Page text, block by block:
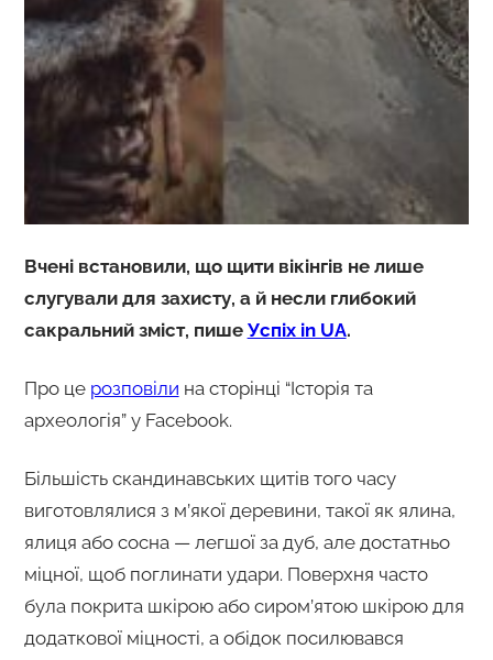
Вчені встановили, що щити вікінгів не лише
слугували для захисту, а й несли глибокий
сакральний зміст, пише Успіх in UA.
Про це розповіли на сторінці “Історія та
археологія” у Facebook.
Більшість скандинавських щитів того часу
виготовлялися з м’якої деревини, такої як ялина,
ялиця або сосна — легшої за дуб, але достатньо
міцної, щоб поглинати удари. Поверхня часто
була покрита шкірою або сиром’ятою шкірою для
додаткової міцності, а обідок посилювався